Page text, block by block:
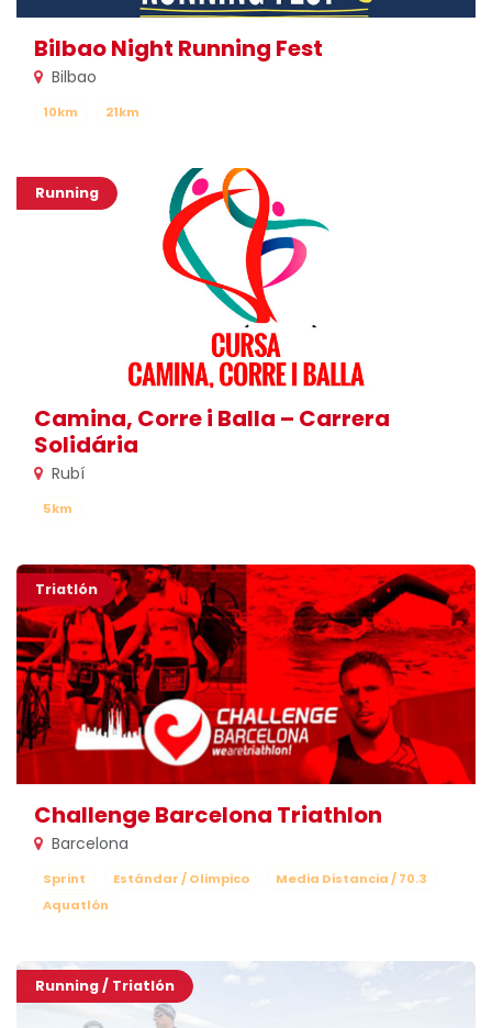
Bilbao Night Running Fest
Bilbao
10km 21km
Running
Camina, Corre i Balla – Carrera
Solidária
Rubí
5km
Triatlón
Challenge Barcelona Triathlon
Barcelona
Sprint Estándar / Olimpico
Media Distancia / 70.3
Aquatlón
Running / Triatlón